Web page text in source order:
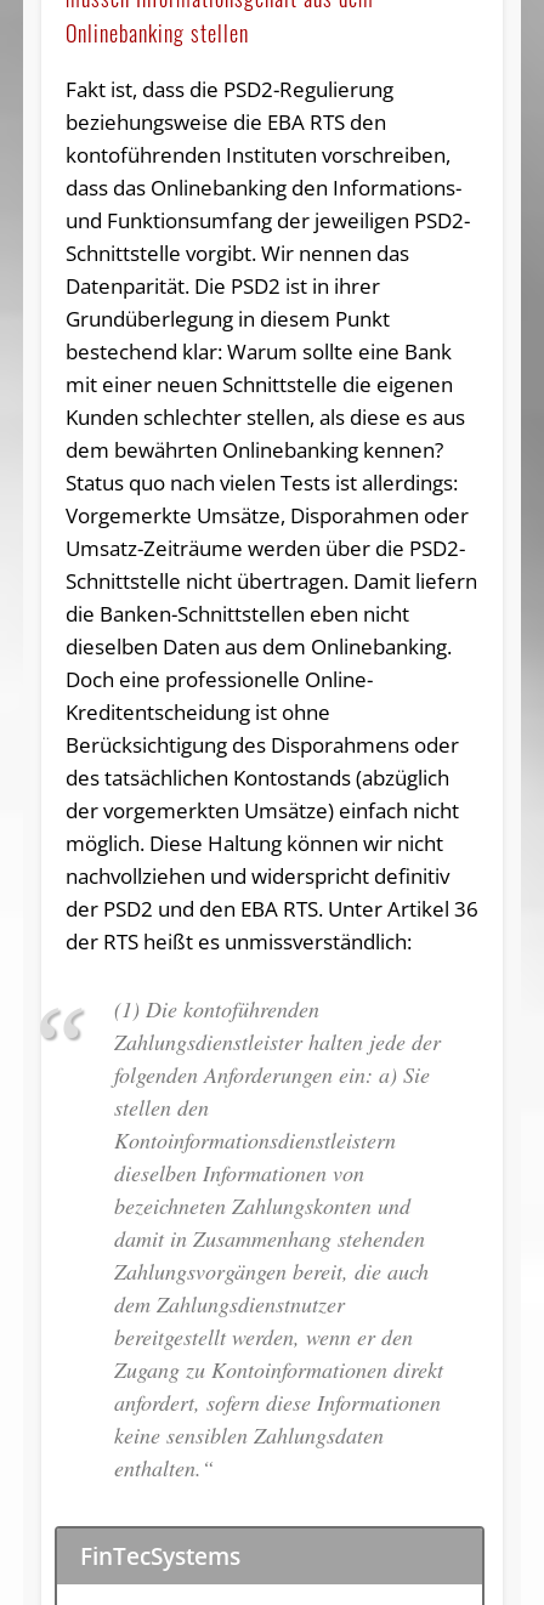
Onlinebanking stellen
Fakt ist, dass die PSD2-Regulierung
beziehungsweise die EBA RTS den
kontoführenden Instituten vorschreiben,
dass das Onlinebanking den Informations-
und Funktionsumfang der jeweiligen PSD2-
Schnittstelle vorgibt. Wir nennen das
Datenparität. Die PSD2 ist in ihrer
Grundüberlegung in diesem Punkt
bestechend klar: Warum sollte eine Bank
mit einer neuen Schnittstelle die eigenen
Kunden schlechter stellen, als diese es aus
dem bewährten Onlinebanking kennen?
Status quo nach vielen Tests ist allerdings:
Vorgemerkte Umsätze, Disporahmen oder
Umsatz-Zeiträume werden über die PSD2-
Schnittstelle nicht übertragen. Damit liefern
die Banken-Schnittstellen eben nicht
dieselben Daten aus dem Onlinebanking.
Doch eine professionelle Online-
Kreditentscheidung ist ohne
Berücksichtigung des Disporahmens oder
des tatsächlichen Kontostands (abzüglich
der vorgemerkten Umsätze) einfach nicht
möglich. Diese Haltung können wir nicht
nachvollziehen und widerspricht definitiv
der PSD2 und den EBA RTS. Unter Artikel 36
der RTS heißt es unmissverständlich:
(1) Die kontoführenden
Zahlungsdienstleister halten jede der
folgenden Anforderungen ein: a) Sie
stellen den
Kontoinformationsdienstleistern
dieselben Informationen von
bezeichneten Zahlungskonten und
damit in Zusammenhang stehenden
Zahlungsvorgängen bereit, die auch
dem Zahlungsdienstnutzer
bereitgestellt werden, wenn er den
Zugang zu Kontoinformationen direkt
anfordert, sofern diese Informationen
keine sensiblen Zahlungsdaten
enthalten.“
FinTecSystems